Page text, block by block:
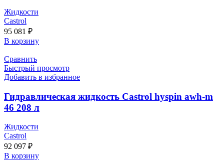
Жидкости
Castrol
95 081 ₽
В корзину
Сравнить
Быстрый просмотр
Добавить в избранное
Гидравлическая жидкость Castrol hyspin awh-m
46 208 л
Жидкости
Castrol
92 097 ₽
В корзину